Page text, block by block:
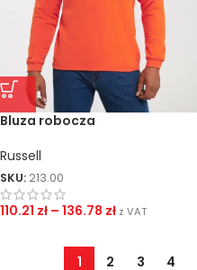
Bluza robocza
Russell
SKU: 213.00
110.21 zł – 136.78 zł z VAT
1 2 3 4